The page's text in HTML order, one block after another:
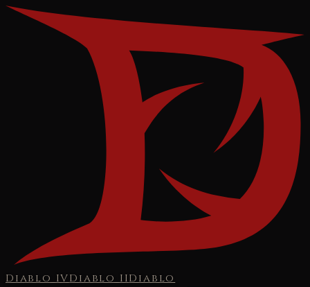
Diablo IVDiablo IIDiablo